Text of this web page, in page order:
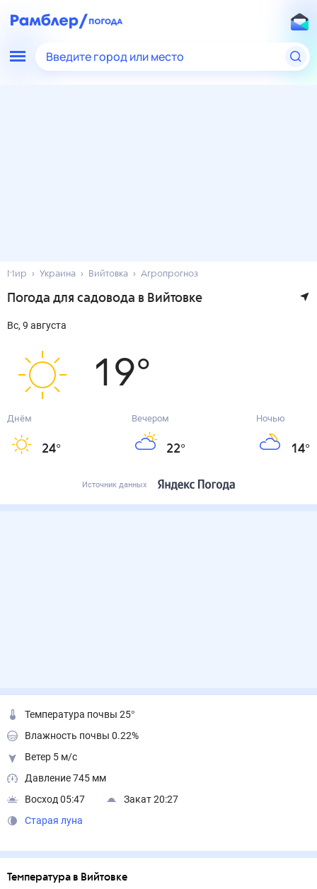
Введите город или место
Мир Украина Вийтовка Агропрогноз
Погода для садовода в Вийтовке
вс, 9 августа
19°
Днём
24°
Вечером
22°
Ночью
14°
Источник данных
Температура почвы 25°
Влажность почвы 0.22%
Ветер 5 м/с
Давление 745 мм
Восход 05:47
Закат 20:27
Старая луна
Температура в Вийтовке